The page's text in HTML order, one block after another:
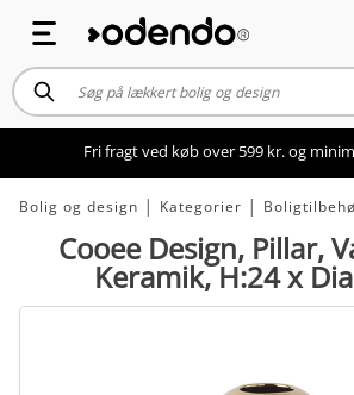
Fri fragt ved køb over 599 kr. og
Bolig og design Kategorier
Cooee Design, Pillar,
Keramik, H:24 x